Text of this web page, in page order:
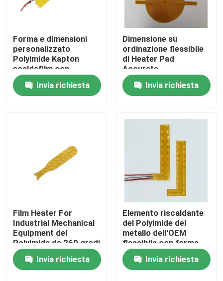
Prodotti
Video
Giro della fabbrica
Notizie
Richieda una citazione
Forma e dimensioni
personalizzato
Polyimide Kapton
scaldafilm con
adesivo 3M
Invia richiesta
Dimensione su
ordinazione flessibile
di Heater Pad
Accurate
Temperature Control
del Polyimide
Invia richiesta
Film Heater For
Industrial Mechanical
Equipment del
Polyimide da 260 gradi
Invia richiesta
Elemento riscaldante
del Polyimide del
metallo dell'OEM
flessibile con forma
speciale di colore nero
giallo Invia richiesta